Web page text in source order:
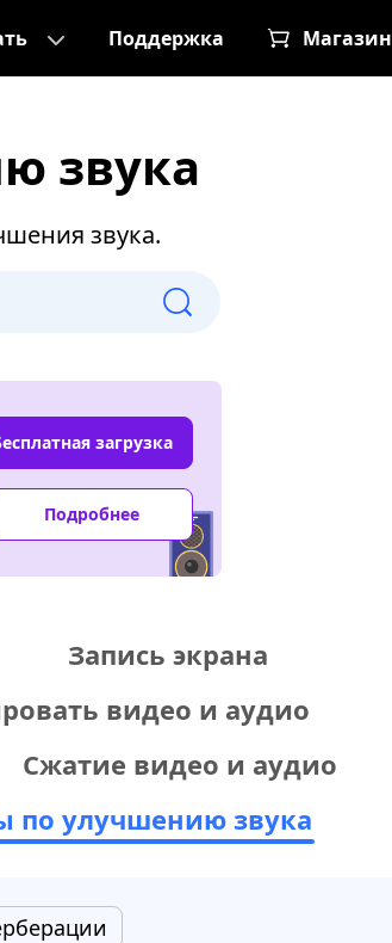
Поддержка Магазин
звука
звука.
загрузка
Подробнее
Запись экрана
видео и аудио
Сжатие видео и аудио
по улучшению звука